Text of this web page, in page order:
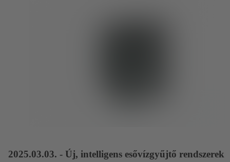
2025.03.03. - Új, intelligens esővízgyűjtő rendszerek